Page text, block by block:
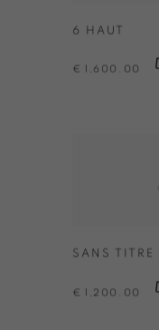
6 HAUT
€ 1,600.00
SANS TITRE
€ 1,200.00